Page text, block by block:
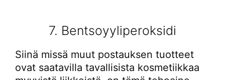
7. Bentsoyyliperoksidi
Siinä missä muut postauksen tuotteet
ovat saatavilla tavallisista kosmetiikkaa